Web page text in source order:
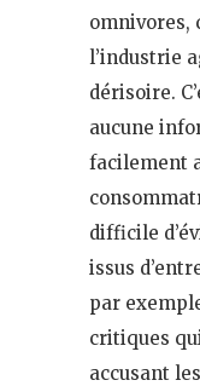
omnivores,
l’industrie
dérisoire.
aucune
facilement
difficile
issus
par
critiques
accusant